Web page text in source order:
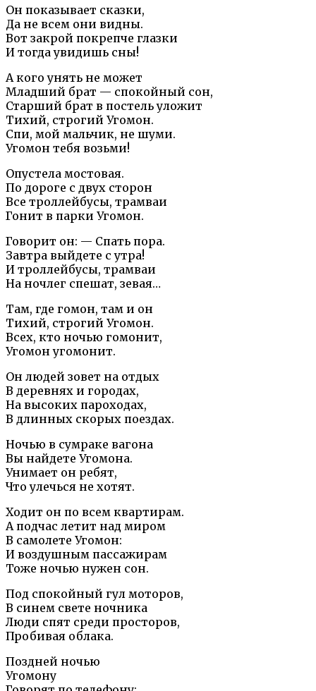
Он показывает сказки,
Да не всем они видны.
Вот закрой покрепче глазки
И тогда увидишь сны!
А кого унять не может
Младший брат — спокойный сон,
Старший брат в постель уложит
Тихий, строгий Угомон.
Спи, мой мальчик, не шуми.
Угомон тебя возьми!
Опустела мостовая.
По дороге с двух сторон
Все троллейбусы, трамваи
Гонит в парки Угомон.
Говорит он: — Спать пора.
Завтра выйдете с утра!
И троллейбусы, трамваи
На ночлег спешат, зевая…
Там, где гомон, там и он
Тихий, строгий Угомон.
Всех, кто ночью гомонит,
Угомон угомонит.
Он людей зовет на отдых
В деревнях и городах,
На высоких пароходах,
В длинных скорых поездах.
Ночью в сумраке вагона
Вы найдете Угомона.
Унимает он ребят,
Что улечься не хотят.
Ходит он по всем квартирам.
А подчас летит над миром
В самолете Угомон:
И воздушным пассажирам
Тоже ночью нужен сон.
Под спокойный гул моторов,
В синем свете ночника
Люди спят среди просторов,
Пробивая облака.
Поздней ночью
Угомону